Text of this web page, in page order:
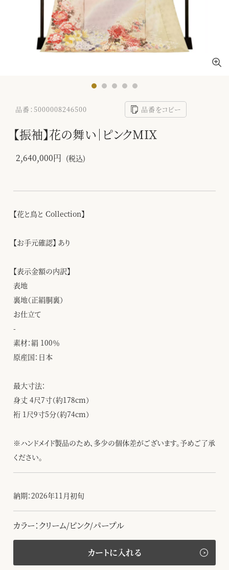
品番：5000008246500 品番をコピー
【振袖】花の舞い｜ピンクMIX
2,640,000円 (税込)
【花と鳥と Collection】
【お手元確認】 あり
【表示金額の内訳】
表地
裏地（正絹胴裏）
お仕立て
-
素材：絹 100％
原産国：日本
最大寸法：
身丈 4尺7寸（約178cm）
裄 1尺9寸5分（約74cm）
※ハンドメイド製品のため、多少の個体差がございます。予めご了承
ください。
納期：2026年11月初旬
カラー：クリーム/ピンク/パープル
カートに入れる